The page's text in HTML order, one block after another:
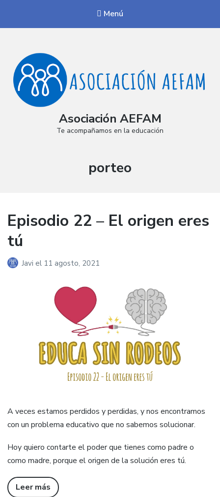
Menú
Asociación AEFAM
Te acompañamos en la educación
Etiqueta:
porteo
Episodio 22 – El origen eres
tú
Javi el 11 agosto, 2021
A veces estamos perdidos y perdidas, y nos encontramos
con un problema educativo que no sabemos solucionar.
Hoy quiero contarte el poder que tienes como padre o
como madre, porque el origen de la solución eres tú.
Leer más